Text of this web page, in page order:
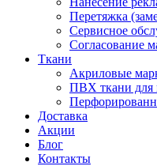
Перетяжка
Сервисное
Согласование
Ткани
Акриловые
ПВХ ткани для
Доставка
Акции
Блог
Контакты